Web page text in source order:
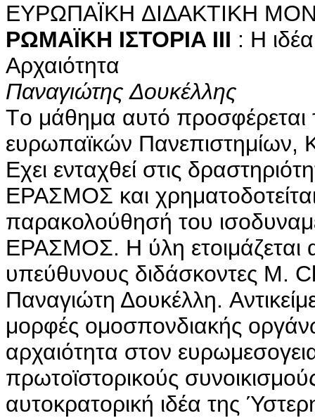
EYPΩΠAΪKH ΔIΔAKTIKH
PΩMAΪKH IΣTOPIA ΙΙΙ : H
Aρχαιότητα
Παναγιώτης Δουκέλλης
Tο μάθημα αυτό προσφέρεται
ευρωπαϊκών Πανεπιστημίων,
Eχει ενταχθεί στις
EPAΣMOΣ και
παρακολούθησή του
EPAΣMOΣ. H ύλη ετοιμάζεται
υπεύθυνους διδάσκοντες M.
Παναγιώτη Δουκέλλη.
μορφές ομοσπονδιακής
αρχαιότητα στον
πρωτοϊστορικούς
αυτοκρατορική ιδέα της